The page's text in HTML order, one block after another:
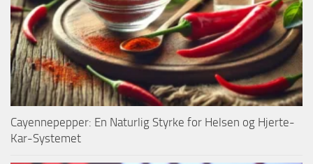
Cayennepepper: En Naturlig Styrke for Helsen og Hjerte-
Kar-Systemet